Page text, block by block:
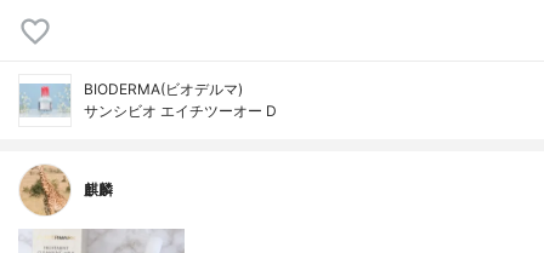
BIODERMA(ビオデルマ)
サンシビオ エイチツーオー D
麒麟